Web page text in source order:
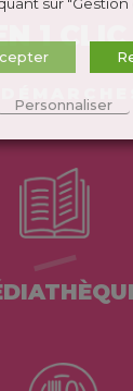
1 CLIC
Personnaliser